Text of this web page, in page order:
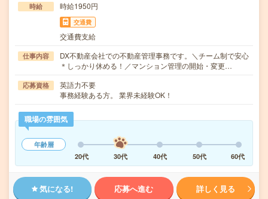
時給 時給1950円
交通費
交通費支給
仕事内容
DX不動産会社での不動産管理事務です。＼チーム制で安心
＊しっかり休める！／マンション管理の開始・変更…
応募資格
英語力不要
事務経験ある方。 業界未経験OK！
職場の雰囲気
年齢層
20代
30代 40代 50代 60代
気になる! 応募へ進む 詳しく見る